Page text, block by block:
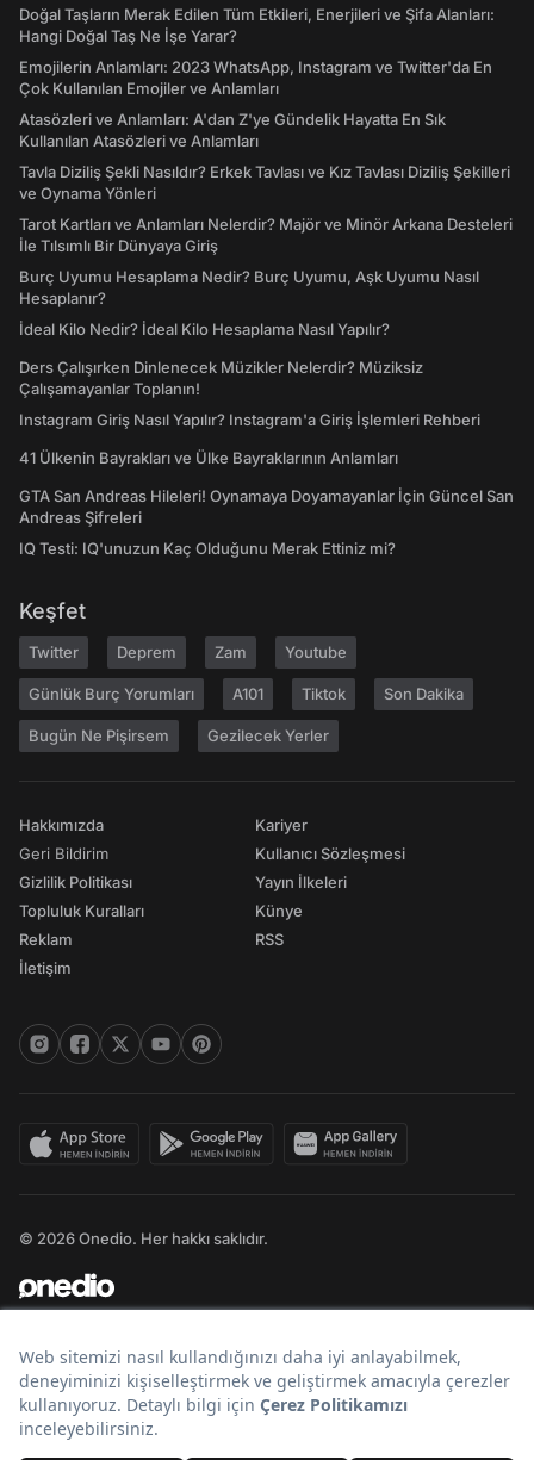
Doğal Taşların Merak Edilen Tüm Etkileri, Enerjileri ve Şifa Alanları:
Hangi Doğal Taş Ne İşe Yarar?
Emojilerin Anlamları: 2023 WhatsApp, Instagram ve Twitter'da En
Çok Kullanılan Emojiler ve Anlamları
Atasözleri ve Anlamları: A'dan Z'ye Gündelik Hayatta En Sık
Kullanılan Atasözleri ve Anlamları
Tavla Diziliş Şekli Nasıldır? Erkek Tavlası ve Kız Tavlası Diziliş Şekilleri
ve Oynama Yönleri
Tarot Kartları ve Anlamları Nelerdir? Majör ve Minör Arkana Desteleri
İle Tılsımlı Bir Dünyaya Giriş
Burç Uyumu Hesaplama Nedir? Burç Uyumu, Aşk Uyumu Nasıl
Hesaplanır?
İdeal Kilo Nedir? İdeal Kilo Hesaplama Nasıl Yapılır?
Ders Çalışırken Dinlenecek Müzikler Nelerdir? Müziksiz
Çalışamayanlar Toplanın!
Instagram Giriş Nasıl Yapılır? Instagram'a Giriş İşlemleri Rehberi
41 Ülkenin Bayrakları ve Ülke Bayraklarının Anlamları
GTA San Andreas Hileleri! Oynamaya Doyamayanlar İçin Güncel San
Andreas Şifreleri
IQ Testi: IQ'unuzun Kaç Olduğunu Merak Ettiniz mi?
Keşfet
Twitter Deprem Zam Youtube
Günlük Burç Yorumları A101 Tiktok Son Dakika
Bugün Ne Pişirsem Gezilecek Yerler
Hakkımızda
Geri Bildirim
Gizlilik Politikası
Topluluk Kuralları
Reklam
İletişim
Kariyer
Kullanıcı Sözleşmesi
Yayın İlkeleri
Künye
RSS
© 2026 Onedio. Her hakkı saklıdır.
Bir markasıdır.